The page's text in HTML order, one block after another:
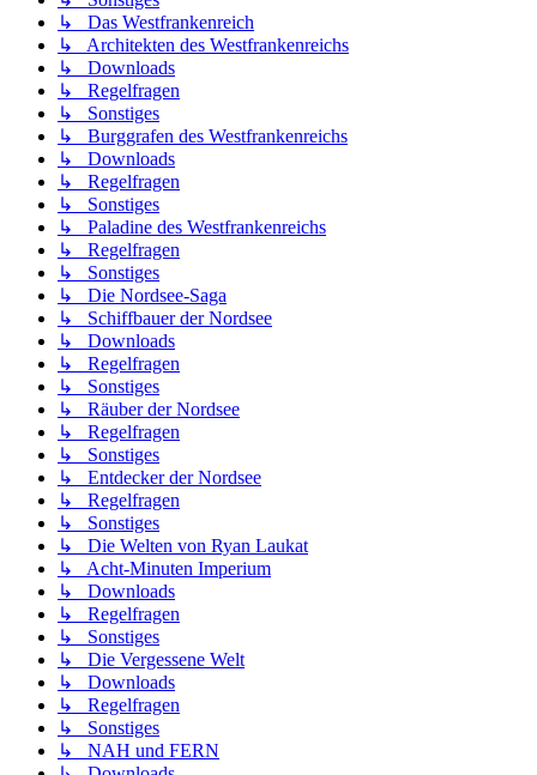
↳ Das Westfrankenreich
↳ Architekten des Westfrankenreichs
↳ Downloads
↳ Regelfragen
↳ Sonstiges
↳ Burggrafen des Westfrankenreichs
↳ Downloads
↳ Regelfragen
↳ Sonstiges
↳ Paladine des Westfrankenreichs
↳ Regelfragen
↳ Sonstiges
↳ Die Nordsee-Saga
↳ Schiffbauer der Nordsee
↳ Downloads
↳ Regelfragen
↳ Sonstiges
↳ Räuber der Nordsee
↳ Regelfragen
↳ Sonstiges
↳ Entdecker der Nordsee
↳ Regelfragen
↳ Sonstiges
↳ Die Welten von Ryan Laukat
↳ Acht-Minuten Imperium
↳ Downloads
↳ Regelfragen
↳ Sonstiges
↳ Die Vergessene Welt
↳ Downloads
↳ Regelfragen
↳ Sonstiges
↳ NAH und FERN